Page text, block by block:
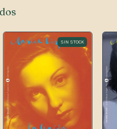
SIN STOCK